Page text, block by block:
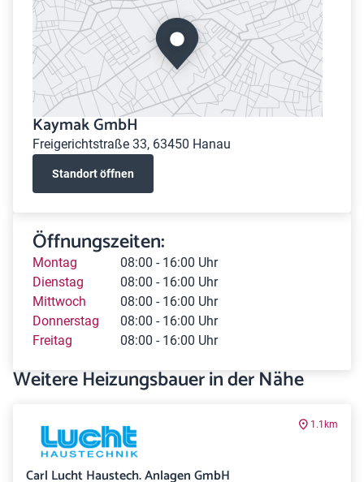
Kaymak GmbH
Freigerichtstraße 33, 63450 Hanau
Standort öffnen
Öffnungszeiten:
Montag
08:00 - 16:00 Uhr
Dienstag
08:00 - 16:00 Uhr
Mittwoch
08:00 - 16:00 Uhr
Donnerstag
08:00 - 16:00 Uhr
Freitag
08:00 - 16:00 Uhr
Weitere Heizungsbauer in der Nähe
1.1km
Carl Lucht Haustech. Anlagen GmbH